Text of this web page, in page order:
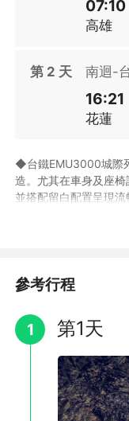
►實際房況以下單後
「加價」入住或「加
店提供為主。
►飯店設施若因飯店
費使用以飯店設施公
07:10
高雄
第 2 天 南迴-
16:21
花蓮
◆台鐵EMU3000城際
造。尤其在車身及座椅
並搭配留白配置呈現
的旅程充滿渡假樂趣
他班次)
標示之班次及時間為準
◆火車及高鐵座位皆為
之處敬請見諒。
◆目的地車站至飯店
◆本商品車票僅提供
航段及班次；如欲自
他用途。
參考行程
1 第1天